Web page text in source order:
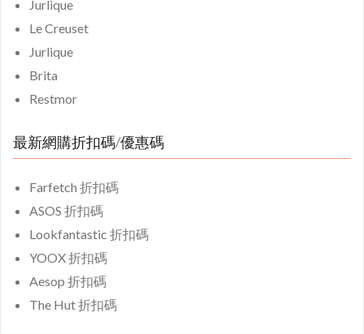
Jurlique
Le Creuset
Jurlique
Brita
Restmor
最新網購折扣碼/優惠碼
Farfetch 折扣碼
ASOS 折扣碼
Lookfantastic 折扣碼
YOOX 折扣碼
Aesop 折扣碼
The Hut 折扣碼